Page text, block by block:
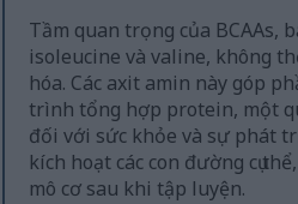
Tầm quan trọng của BCAAs,
isoleucine và valine, không
hóa. Các axit amin này góp
trình tổng hợp protein, một
đối với sức khỏe và sự phát
kích hoạt các con đường cụ
mô cơ sau khi tập luyện.